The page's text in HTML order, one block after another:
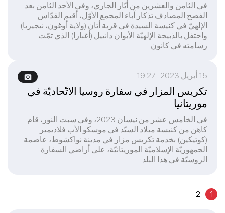
في الثامن والعشرين من أيّار الجاري، وفي الأحد الثامن بعد
الفصح المصادف تذكار آباء المجمع الأوّل، أقيم القدّاس
الإلهيّ في كنيسة السيدة في قرية أتان (ولاية أوغون، نيجيريا).
واحتفل بالذبيحة الإلهيّة الأبوان دانييل (أغبازا) الذي تمّت
رسامته في كانون ...
15 أبريل 2023 19:27
تكريس المزار في سفارة روسيا الاتّحاديّة في
موريتانيا
في الخامس عشر من نيسان 2023، وفي سبت النور، قام
كاهن من كنيسة ميلاد السيّد في موسكو الأب فلاديمير
(كوتيكين) بخدمة تكريس مزار في مدينة نواكشوط، عاصمة
الجمهوريّة الإسلاميّة الموريتانيّة، على أراضي السفارة
الروسيّة في هذا البلد.
1
2